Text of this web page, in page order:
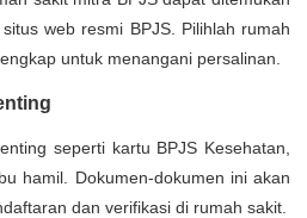
web resmi BPJS. Pilihlah rumah
untuk menangani persalinan.
seperti kartu BPJS Kesehatan,
hamil. Dokumen-dokumen ini akan
dan verifikasi di rumah sakit.